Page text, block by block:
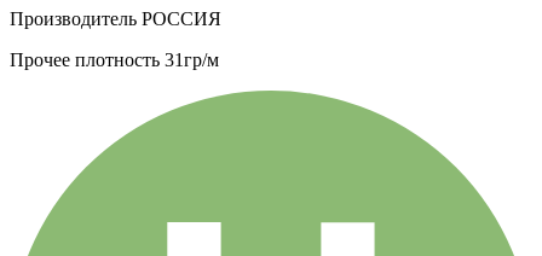
Производитель РОССИЯ
Прочее плотность 31гр/м